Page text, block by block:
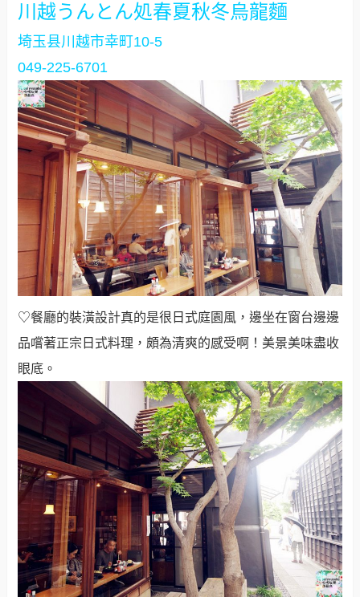
川越うんとん処春夏秋冬烏龍麵
埼玉县川越市幸町10-5
049-225-6701
♡餐廳的裝潢設計真的是很日式庭園風，邊坐在窗台邊邊
品嚐著正宗日式料理，頗為清爽的感受啊！美景美味盡收
眼底。